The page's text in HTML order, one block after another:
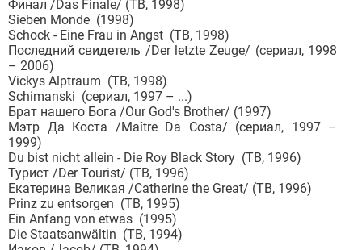
Финал /Das Finale/ (ТВ, 1998)
Sieben Monde (1998)
Schock - Eine Frau in Angst (ТВ, 1998)
Последний свидетель /Der letzte Zeuge/ (сериал, 1998
– 2006)
Vickys Alptraum (ТВ, 1998)
Schimanski (сериал, 1997 – ...)
Брат нашего Бога /Our God's Brother/ (1997)
Мэтр Да Коста /Maître Da Costa/ (сериал, 1997 –
1999)
Du bist nicht allein - Die Roy Black Story (ТВ, 1996)
Турист /Der Tourist/ (ТВ, 1996)
Екатерина Великая /Catherine the Great/ (ТВ, 1996)
Prinz zu entsorgen (ТВ, 1995)
Ein Anfang von etwas (1995)
Die Staatsanwältin (ТВ, 1994)